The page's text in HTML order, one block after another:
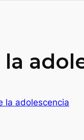
la adolescencia